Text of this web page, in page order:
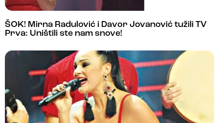
ŠOK! Mirna Radulović i Davor Jovanović tužili TV
Prva: Uništili ste nam snove!